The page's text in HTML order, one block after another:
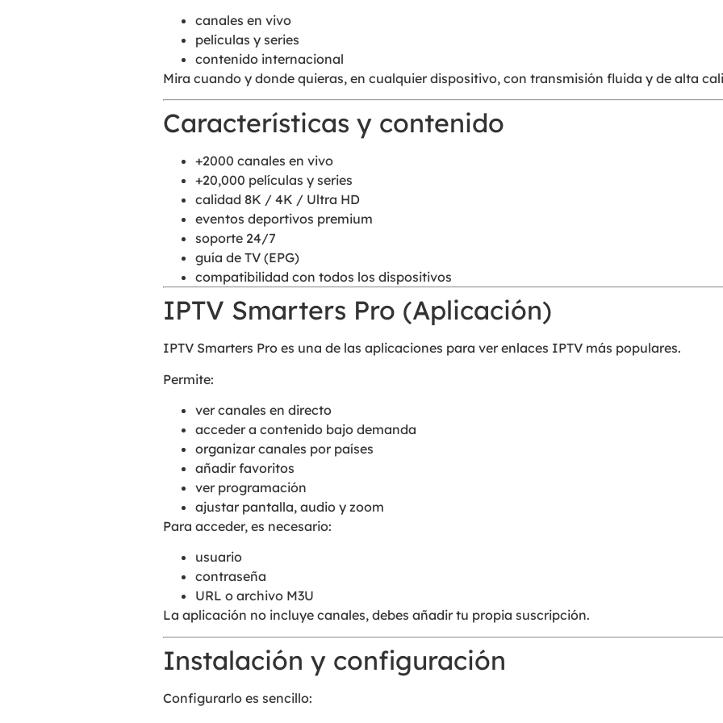
canales en vivo
películas y series
contenido internacional
Mira cuando y donde quieras, en cualquier dispositivo, con transmisión fluida y de alta
Características y contenido
+2000 canales en vivo
+20,000 películas y series
calidad 8K / 4K / Ultra HD
eventos deportivos premium
soporte 24/7
guía de TV (EPG)
compatibilidad con todos los dispositivos
IPTV Smarters Pro (Aplicación)
IPTV Smarters Pro es una de las aplicaciones para ver enlaces IPTV más populares.
Permite:
ver canales en directo
acceder a contenido bajo demanda
organizar canales por países
añadir favoritos
ver programación
ajustar pantalla, audio y zoom
Para acceder, es necesario:
usuario
contraseña
URL o archivo M3U
La aplicación no incluye canales, debes añadir tu propia suscripción.
Instalación y configuración
Configurarlo es sencillo: